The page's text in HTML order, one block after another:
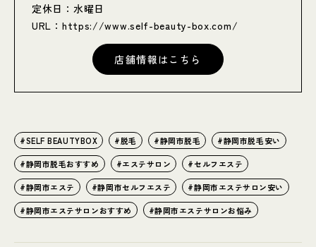
定休日：水曜日
URL： https://www.self-beauty-box.com/
店舗情報はこちら
SELF BEAUTYBOX 脱毛 静岡市脱毛 静岡市脱毛安い
静岡市脱毛おすすめ エステサロン セルフエステ
静岡市エステ 静岡市セルフエステ 静岡市エステサロン安い
静岡市エステサロンおすすめ 静岡市エステサロンお悩み